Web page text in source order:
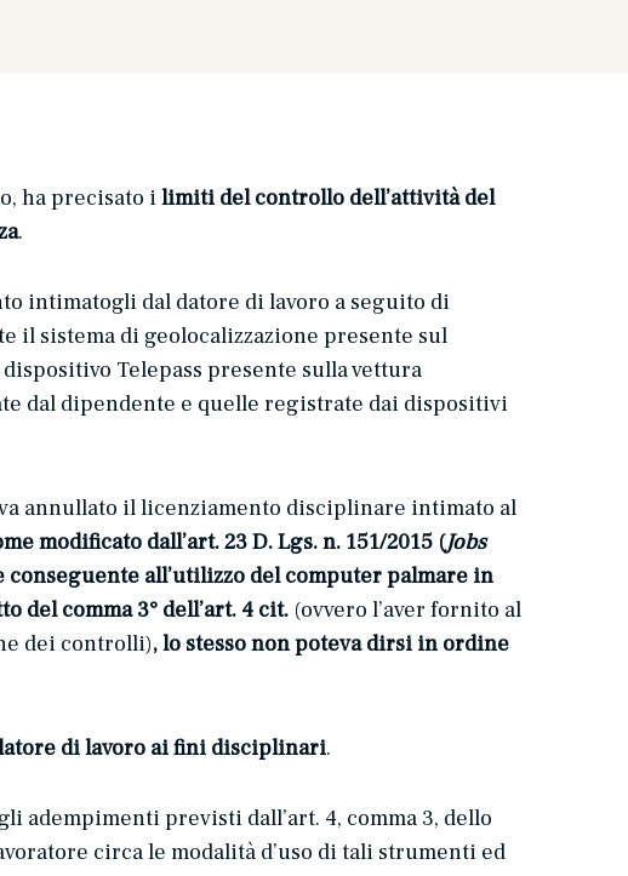
ha precisato ilimiti del controllo dell’attività del
.
intimatogli dal datore di lavoro a seguito di
il sistema di geolocalizzazione presente sul
Telepass presente sulla vettura
dal dipendente e quelle registrate dai dispositivi
annullato il licenziamento disciplinare intimato al
modificato dall’art. 23 D. Lgs. n. 151/2015 (Jobs
all’utilizzo del computer palmare in
del comma 3° dell’art. 4 cit. (ovvero l’aver fornito al
dei controlli),lo stesso non poteva dirsi in ordine
di lavoro ai fini disciplinari.
adempimenti previsti dall’art. 4, comma 3, dello
circa le modalità d’uso di tali strumenti ed